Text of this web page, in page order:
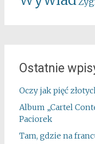
Ostatnie
Oczy jak pięć
Album „Cartel
Paciorek
Tam, gdzie na